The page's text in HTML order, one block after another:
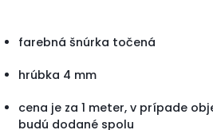
farebná šnúrka točená
hrúbka 4 mm
cena je za 1 meter, v prípade
budú dodané spolu